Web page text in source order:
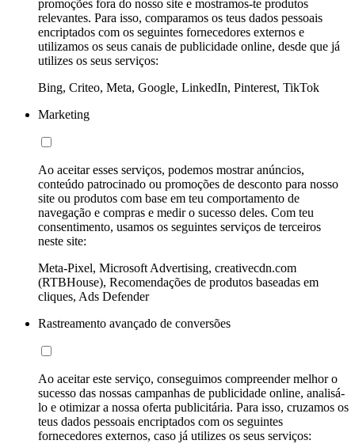
promoções fora do nosso site e mostramos-te produtos
relevantes. Para isso, comparamos os teus dados pessoais
encriptados com os seguintes fornecedores externos e
utilizamos os seus canais de publicidade online, desde que já
utilizes os seus serviços:
Bing, Criteo, Meta, Google, LinkedIn, Pinterest, TikTok
Marketing
Ao aceitar esses serviços, podemos mostrar anúncios,
conteúdo patrocinado ou promoções de desconto para nosso
site ou produtos com base em teu comportamento de
navegação e compras e medir o sucesso deles. Com teu
consentimento, usamos os seguintes serviços de terceiros
neste site:
Meta-Pixel, Microsoft Advertising, creativecdn.com
(RTBHouse), Recomendações de produtos baseadas em
cliques, Ads Defender
Rastreamento avançado de conversões
Ao aceitar este serviço, conseguimos compreender melhor o
sucesso das nossas campanhas de publicidade online, analisá-
lo e otimizar a nossa oferta publicitária. Para isso, cruzamos os
teus dados pessoais encriptados com os seguintes
fornecedores externos, caso já utilizes os seus serviços: